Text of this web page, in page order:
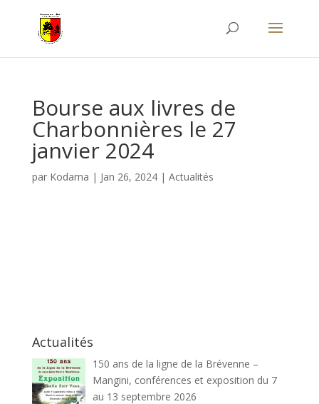
Bourse aux livres de
Charbonnières le 27
janvier 2024
par Kodama | Jan 26, 2024| Actualités
Actualités
150 ans de la ligne de la Brévenne –
Mangini, conférences et exposition du 7
au 13 septembre 2026